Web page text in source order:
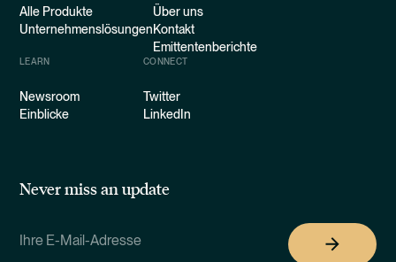
Alle Produkte
Unternehmenslösungen
Über uns
Kontakt
Emittentenberichte
LEARN
Newsroom
Einblicke
CONNECT
Twitter
LinkedIn
Never miss an update